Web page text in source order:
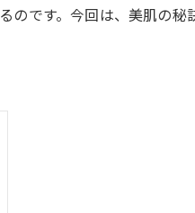
のです。今回は、美肌の秘